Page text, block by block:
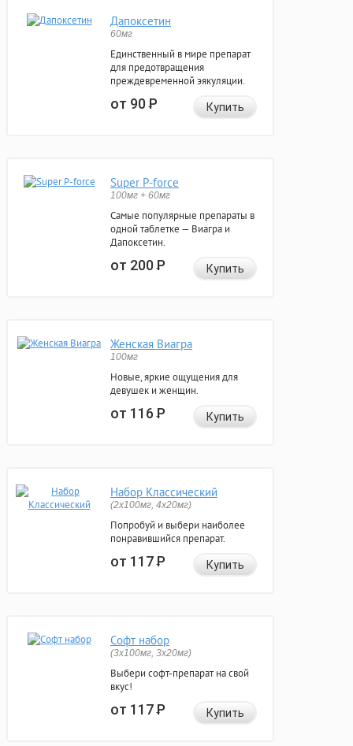
Дапоксетин
60мг
Единственный в мире препарат
для предотвращения
преждевременной эякуляции.
от 90Р Купить
Super P-force
100мг + 60мг
Самые популярные препараты в
одной таблетке — Виагра и
Дапоксетин.
от 200Р Купить
Женская Виагра
100мг
Новые, яркие ощущения для
девушек и женщин.
от 116Р Купить
Набор Классический
(2x100мг, 4x20мг)
Попробуй и выбери наиболее
понравившийся препарат.
от 117Р Купить
Софт набор
(3x100мг, 3x20мг)
Выбери софт-препарат на свой
вкус!
от 117Р Купить